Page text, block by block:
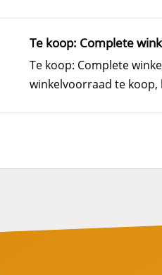
Te koop: Complete
Te koop: Complete
winkelvoorraad te koop,